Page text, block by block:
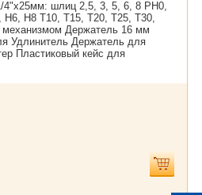
шлиц 2,5, 3, 5, 6, 8 PH0,
H6, H8 T10, T15, T20, T25, T30,
механизмом Держатель 16 мм
Удлинитель Держатель для
Пластиковый кейс для